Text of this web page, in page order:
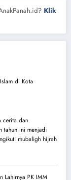
Klik
di Kota
cerita dan
tahun ini menjadi
mubaligh hijrah
Lahirnya PK IMM